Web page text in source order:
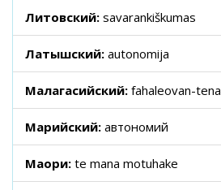
Литовский: savarankiškumas
Латышский: autonomija
Малагасийский: fahaleovan-tena
Марийский: автономий
Маори: te mana motuhake